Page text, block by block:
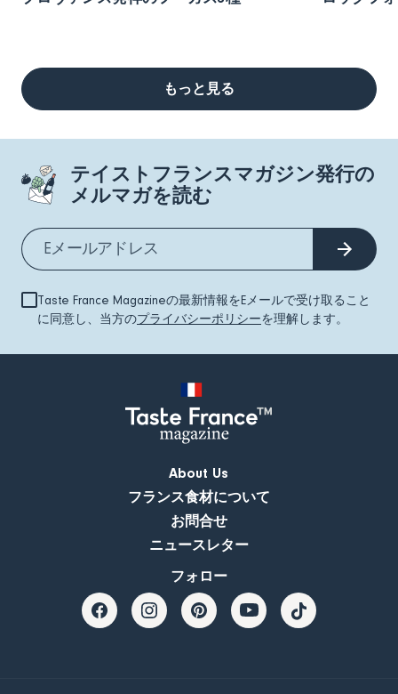
もっと見る
テイストフランスマガジン発行の
メルマガを読む
Taste France Magazineの最新情報をEメールで受け取ること
に同意し、当方のプライバシーポリシーを理解します。
About Us
フランス食材について
お問合せ
ニュースレター
フォロー